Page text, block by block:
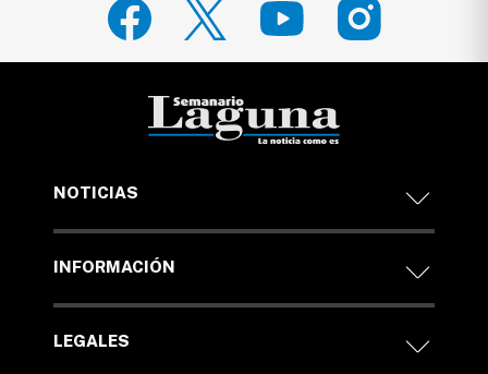
NOTICIAS
INFORMACIÓN
LEGALES